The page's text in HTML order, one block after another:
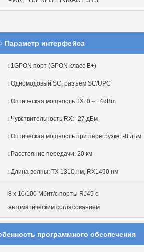
Параметр интерфейса
l 1GPON порт (GPON класс B+)
lОдномодовый SC, разъем SC/UPC
lОптическая мощность TX: 0～+4dBm
l Чувствительность RX: -27 дБм
lОптическая мощность при перегрузке: -8 дБм
l Расстояние передачи: 20 км
lДлина волны: TX 1310 нм, RX1490 нм
8 x 10/100 Мбит/с порты RJ45 с
автоматическим согласованием
программного обеспечения